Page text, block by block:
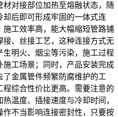
对接部位加热至熔融状态，随
后即可形成牢固的一体式连
工效率高，能大幅缩短管路铺
、丝接工艺，这种连接方式无
明火、烟尘等污染，施工过程
施工场景；同时，产品安装完成
金属管件频繁防腐维护的工
综合性价比更高。需要注意的
温度、插接速度与冷却时间，
不当影响连接密封性，只要按